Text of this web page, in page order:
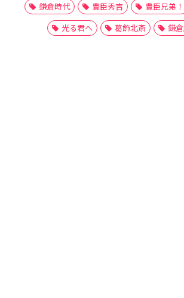
鎌倉時代
豊臣秀吉 豊臣兄弟！
光る君へ
葛飾北斎 鎌